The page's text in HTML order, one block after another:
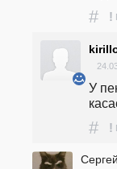
# !
У
# !